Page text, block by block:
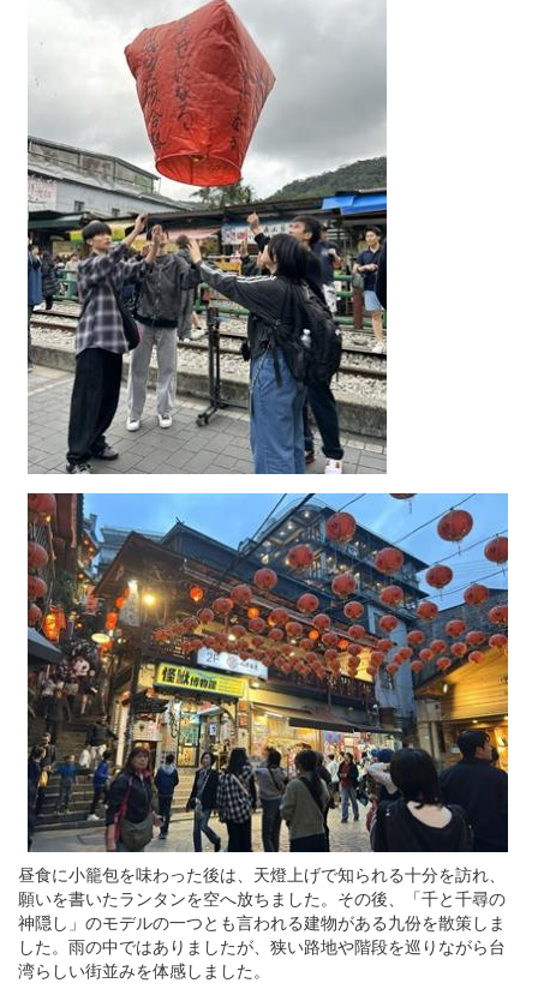
昼食に小籠包を味わった後は、天燈上げで知られる十分を訪れ、
願いを書いたランタンを空へ放ちました。その後、「千と千尋の
神隠し」のモデルの一つとも言われる建物がある九份を散策しま
した。雨の中ではありましたが、狭い路地や階段を巡りながら台
湾らしい街並みを体感しました。